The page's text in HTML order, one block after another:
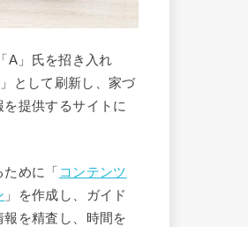
A」氏を招き入れ
として刷新し、家づ
提供するサイトに
めに「 コンテンツ
」を作成し、ガイド
を精査し、時間を